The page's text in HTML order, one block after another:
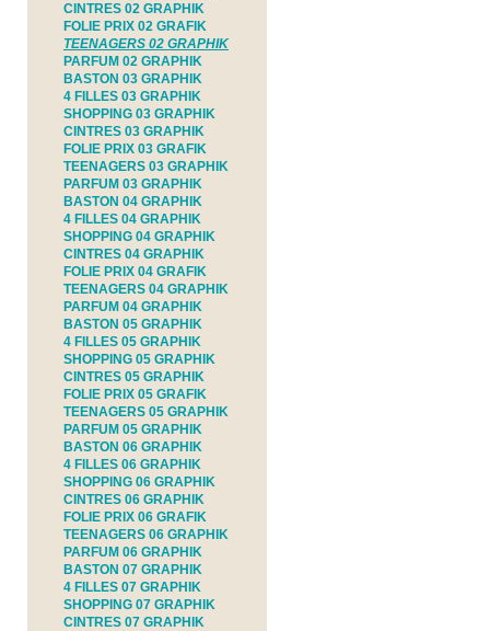
CINTRES 02 GRAPHIK
FOLIE PRIX 02 GRAFIK
TEENAGERS 02 GRAPHIK
PARFUM 02 GRAPHIK
BASTON 03 GRAPHIK
4 FILLES 03 GRAPHIK
SHOPPING 03 GRAPHIK
CINTRES 03 GRAPHIK
FOLIE PRIX 03 GRAFIK
TEENAGERS 03 GRAPHIK
PARFUM 03 GRAPHIK
BASTON 04 GRAPHIK
4 FILLES 04 GRAPHIK
SHOPPING 04 GRAPHIK
CINTRES 04 GRAPHIK
FOLIE PRIX 04 GRAFIK
TEENAGERS 04 GRAPHIK
PARFUM 04 GRAPHIK
BASTON 05 GRAPHIK
4 FILLES 05 GRAPHIK
SHOPPING 05 GRAPHIK
CINTRES 05 GRAPHIK
FOLIE PRIX 05 GRAFIK
TEENAGERS 05 GRAPHIK
PARFUM 05 GRAPHIK
BASTON 06 GRAPHIK
4 FILLES 06 GRAPHIK
SHOPPING 06 GRAPHIK
CINTRES 06 GRAPHIK
FOLIE PRIX 06 GRAFIK
TEENAGERS 06 GRAPHIK
PARFUM 06 GRAPHIK
BASTON 07 GRAPHIK
4 FILLES 07 GRAPHIK
SHOPPING 07 GRAPHIK
CINTRES 07 GRAPHIK